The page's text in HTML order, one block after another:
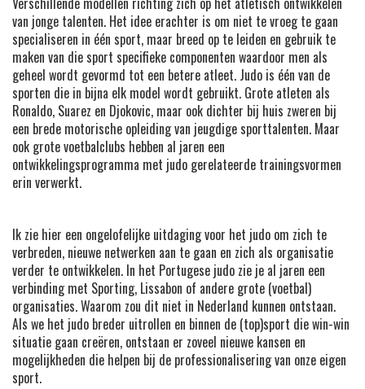
van jonge talenten. Het idee erachter is om niet te vroeg te gaan
specialiseren in één sport, maar breed op te leiden en gebruik te
maken van die sport specifieke componenten waardoor men als
geheel wordt gevormd tot een betere atleet. Judo is één van de
sporten die in bijna elk model wordt gebruikt. Grote atleten als
Ronaldo, Suarez en Djokovic, maar ook dichter bij huis zweren bij
een brede motorische opleiding van jeugdige sporttalenten. Maar
ook grote voetbalclubs hebben al jaren een
ontwikkelingsprogramma met judo gerelateerde trainingsvormen
erin verwerkt.
Ik zie hier een ongelofelijke uitdaging voor het judo om zich te
verbreden, nieuwe netwerken aan te gaan en zich als organisatie
verder te ontwikkelen. In het Portugese judo zie je al jaren een
verbinding met Sporting, Lissabon of andere grote (voetbal)
organisaties. Waarom zou dit niet in Nederland kunnen ontstaan.
Als we het judo breder uitrollen en binnen de (top)sport die win-win
situatie gaan creëren, ontstaan er zoveel nieuwe kansen en
mogelijkheden die helpen bij de professionalisering van onze eigen
sport.